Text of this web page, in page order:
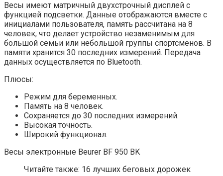
Весы имеют матричный двухстрочный дисплей с
функцией подсветки. Данные отображаются вместе с
инициалами пользователя, память рассчитана на 8
человек, что делает устройство незаменимым для
большой семьи или небольшой группы спортсменов. В
памяти хранится 30 последних измерений. Передача
данных осуществляется по Bluetooth.
Плюсы:
Режим для беременных.
Память на 8 человек.
Сохраняется до 30 последних измерений.
Высокая точность.
Широкий функционал.
Весы электронные Beurer BF 950 BK
Читайте также: 16 лучших беговых дорожек